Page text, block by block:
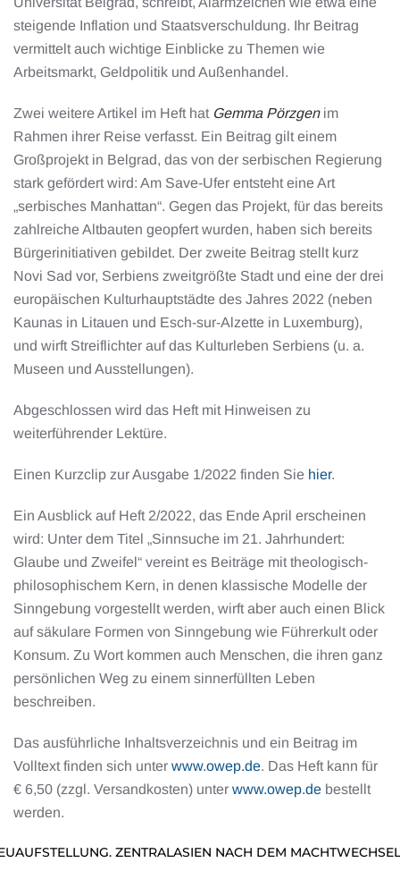
steigende Inflation und Staatsverschuldung. Ihr Beitrag
vermittelt auch wichtige Einblicke zu Themen wie
Arbeitsmarkt, Geldpolitik und Außenhandel.
Zwei weitere Artikel im Heft hat Gemma Pörzgenim
Rahmen ihrer Reise verfasst. Ein Beitrag gilt einem
Großprojekt in Belgrad, das von der serbischen Regierung
stark gefördert wird: Am Save-Ufer entsteht eine Art
„serbisches Manhattan“. Gegen das Projekt, für das bereits
zahlreiche Altbauten geopfert wurden, haben sich bereits
Bürgerinitiativen gebildet. Der zweite Beitrag stellt kurz
Novi Sad vor, Serbiens zweitgrößte Stadt und eine der drei
europäischen Kulturhauptstädte des Jahres 2022 (neben
Kaunas in Litauen und Esch-sur-Alzette in Luxemburg),
und wirft Streiflichter auf das Kulturleben Serbiens (u. a.
Museen und Ausstellungen).
Abgeschlossen wird das Heft mit Hinweisen zu
weiterführender Lektüre.
Einen Kurzclip zur Ausgabe 1/2022 finden Sie ­hier.
Ein Ausblick auf Heft 2/2022, das Ende April erscheinen
wird: Unter dem Titel „Sinnsuche im 21. Jahrhundert:
Glaube und Zweifel“ vereint es Beiträge mit theologisch-
philosophischem Kern, in denen klassische Modelle der
Sinngebung vorgestellt werden, wirft aber auch einen Blick
auf säkulare Formen von Sinngebung wie Führerkult oder
Konsum. Zu Wort kommen auch Menschen, die ihren ganz
persönlichen Weg zu einem sinnerfüllten Leben
beschreiben.
Das ausführliche Inhaltsverzeichnis und ein Beitrag im
Volltext finden sich unter www.owep.de. Das Heft kann für
€ 6,50 (zzgl. Versandkosten) unter www.owep.de bestellt
werden.
ZENTRALASIEN NACH DEM